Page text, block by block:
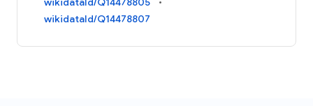
wikidataId/Q14478807